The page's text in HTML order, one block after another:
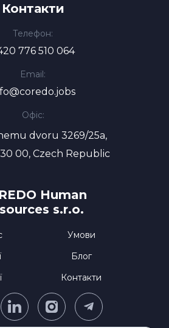
Контакти
Телефон:
776 510 064
Email:
Офіс:
dvoru 3269/25a,
00, Czech Republic
Human
s.r.o.
Умови
Блог
Контакти